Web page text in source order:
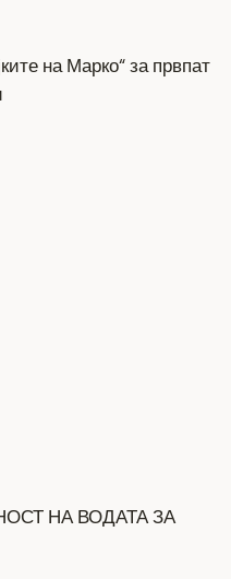
на Марко“ за првпат
НА ВОДАТА ЗА